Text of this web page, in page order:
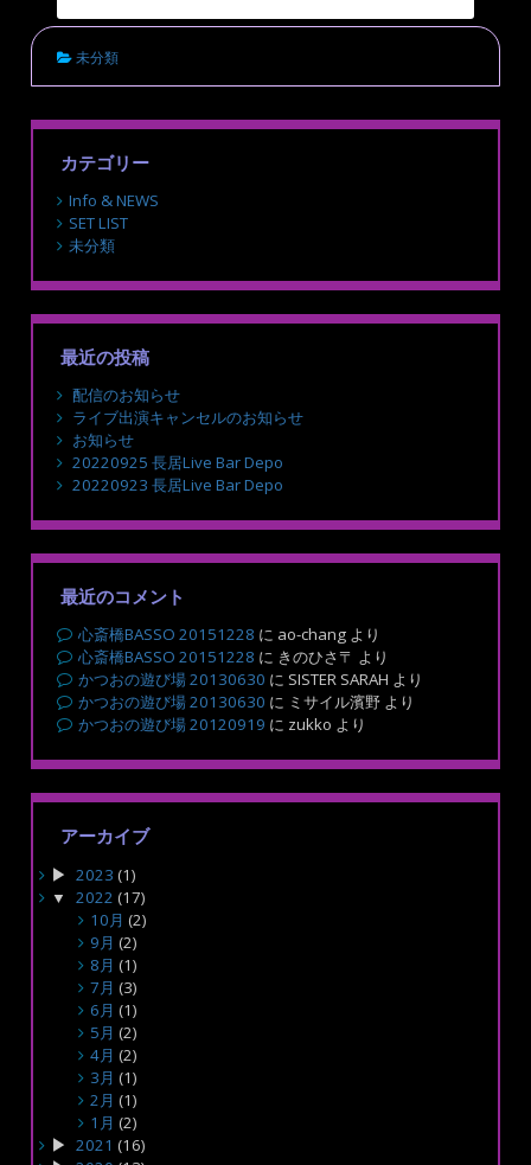
未分類
カテゴリー
Info & NEWS
SET LIST
未分類
最近の投稿
配信のお知らせ
ライブ出演キャンセルのお知らせ
お知らせ
20220925 長居Live Bar Depo
20220923 長居Live Bar Depo
最近のコメント
心斎橋BASSO 20151228 に ao-chang より
心斎橋BASSO 20151228 に きのひさ〒 より
かつおの遊び場 20130630 に SISTER SARAH より
かつおの遊び場 20130630 に ミサイル濱野 より
かつおの遊び場 20120919 に zukko より
アーカイブ
2023 (1)
2022 (17)
10月 (2)
9月 (2)
8月 (1)
7月 (3)
6月 (1)
5月 (2)
4月 (2)
3月 (1)
2月 (1)
1月 (2)
2021 (16)